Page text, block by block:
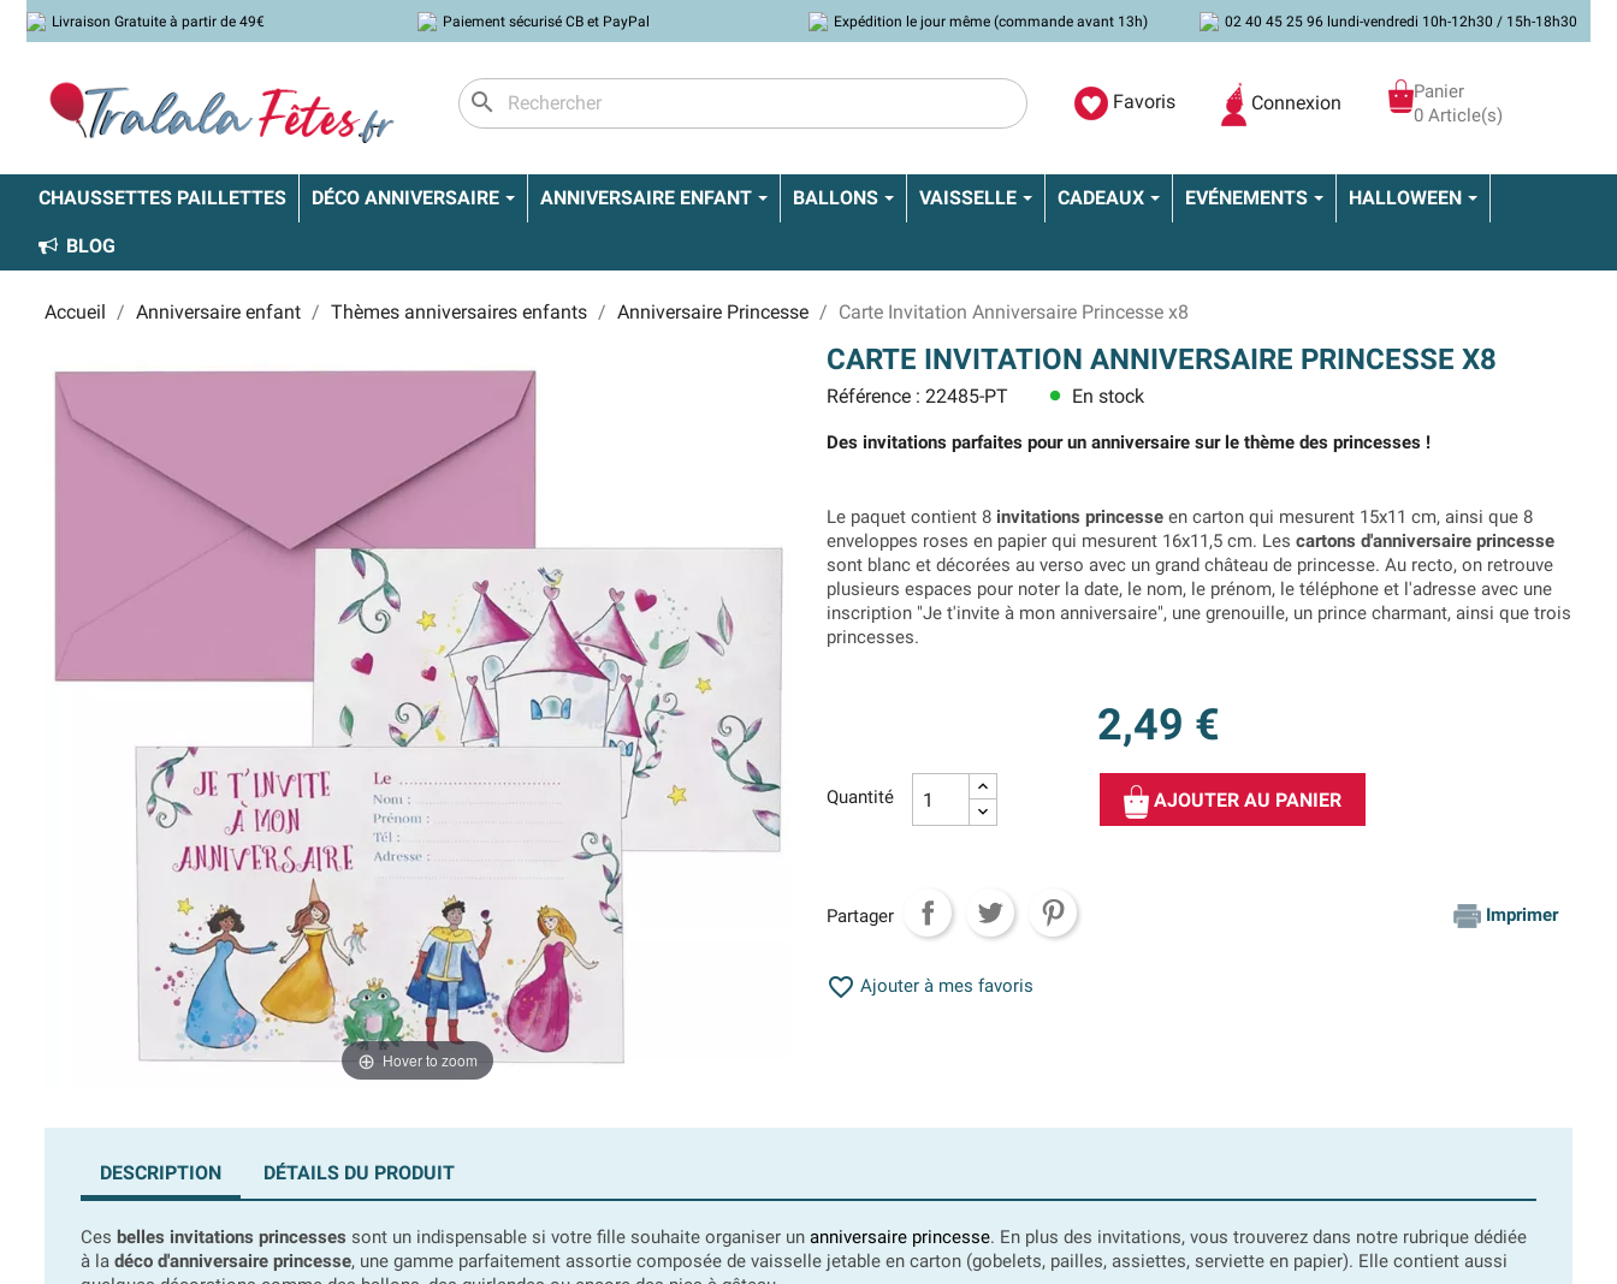
Livraison Gratuite à partir de 49€ Paiement sécurisé CB et PayPal Expédition le jour même (commande avant 13h) 02 40 45 25 96 lundi-vendredi 10h-12h30 / 15h-18h30
search Favoris Connexion
Panier
0 Article(s)
CHAUSSETTES PAILLETTES DÉCO ANNIVERSAIRE ANNIVERSAIRE ENFANT BALLONS VAISSELLE CADEAUX EVÉNEMENTS HALLOWEEN
BLOG
Accueil Anniversaire enfant Thèmes anniversaires enfants Anniversaire Princesse Carte Invitation Anniversaire Princesse x8
Hover to zoom
CARTE INVITATION ANNIVERSAIRE PRINCESSE X8
Référence : 22485-PT lens En stock
Des invitations parfaites pour un anniversaire sur le thème des princesses !
Le paquet contient 8 invitations princesse en carton qui mesurent 15x11 cm, ainsi que 8
enveloppes roses en papier qui mesurent 16x11,5 cm. Les cartons d'anniversaire princesse
sont blanc et décorées au verso avec un grand château de princesse. Au recto, on retrouve
plusieurs espaces pour noter la date, le nom, le prénom, le téléphone et l'adresse avec une
inscription "Je t'invite à mon anniversaire", une grenouille, un prince charmant, ainsi que trois
princesses.
2,49 €
Quantité AJOUTER AU PANIER
Partager Imprimer
 Ajouter à mes favoris
DESCRIPTION DÉTAILS DU PRODUIT
Ces belles invitations princesses sont un indispensable si votre fille souhaite organiser un anniversaire princesse. En plus des invitations, vous trouverez dans notre rubrique dédiée
à la déco d'anniversaire princesse, une gamme parfaitement assortie composée de vaisselle jetable en carton (gobelets, pailles, assiettes, serviette en papier). Elle contient aussi